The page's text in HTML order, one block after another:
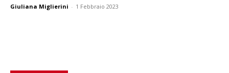
Giuliana Miglierini - 1 Febbraio 2023